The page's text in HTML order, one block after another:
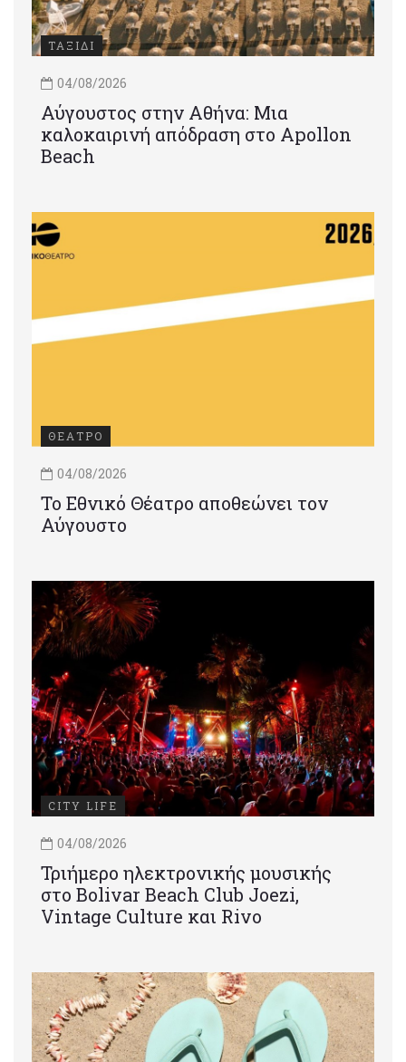
ΤΑΞΙΔΙ
04/08/2026
Αύγουστος στην Αθήνα: Μια
καλοκαιρινή απόδραση στο Apollon
Beach
ΘΕΑΤΡΟ
04/08/2026
Το Εθνικό Θέατρο αποθεώνει τον
Αύγουστο
CITY LIFE
04/08/2026
Τριήμερο ηλεκτρονικής μουσικής
στο Bolivar Beach Club Joezi,
Vintage Culture και Rivo